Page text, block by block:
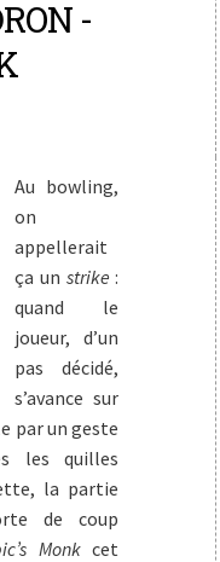
-
Au bowling,
on
appellerait
ça un strike :
quand le
joueur, d’un
pas décidé,
s’avance sur
par un geste
les quilles
la partie
de coup
Monkcet